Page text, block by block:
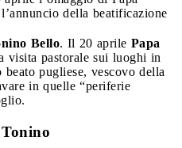
della beatificazione
Bello. Il 20 aprile Papa
visita pastorale sui luoghi in
pugliese, vescovo della
in quelle “periferie